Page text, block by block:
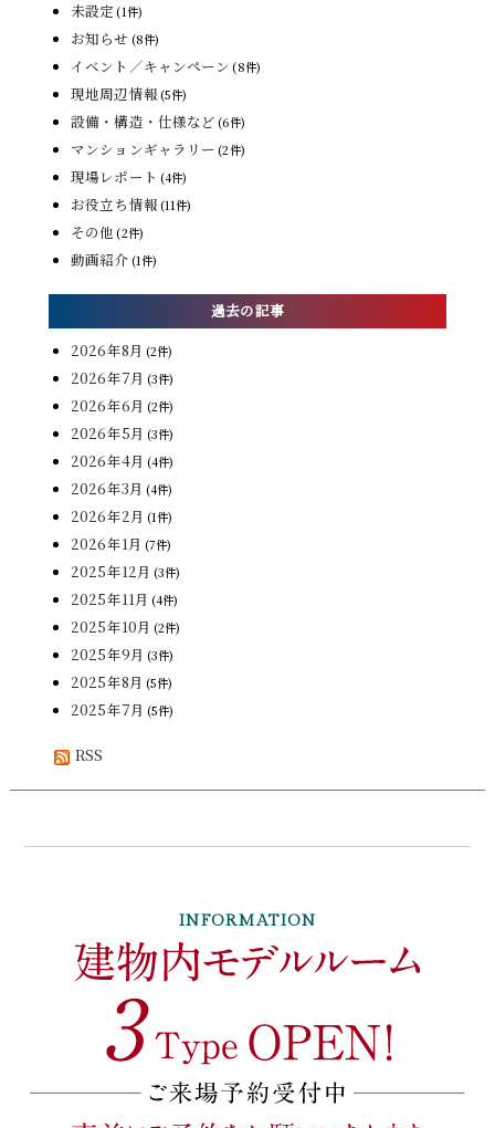
未設定 (1件)
お知らせ (8件)
イベント／キャンペーン (8件)
現地周辺情報 (5件)
設備・構造・仕様など (6件)
マンションギャラリー (2件)
現場レポート (4件)
お役立ち情報 (11件)
その他 (2件)
動画紹介 (1件)
過去の記事
2026年8月 (2件)
2026年7月 (3件)
2026年6月 (2件)
2026年5月 (3件)
2026年4月 (4件)
2026年3月 (4件)
2026年2月 (1件)
2026年1月 (7件)
2025年12月 (3件)
2025年11月 (4件)
2025年10月 (2件)
2025年9月 (3件)
2025年8月 (5件)
2025年7月 (5件)
RSS
INFORMATION